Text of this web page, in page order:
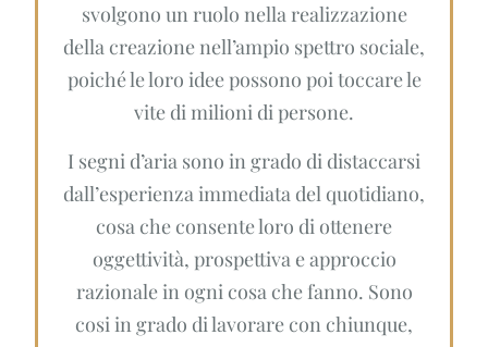
svolgono un ruolo nella realizzazione
della creazione nell’ampio spettro sociale,
poiché le loro idee possono poi toccare le
vite di milioni di persone.
I segni d’aria sono in grado di distaccarsi
dall’esperienza immediata del quotidiano,
cosa che consente loro di ottenere
oggettività, prospettiva e approccio
razionale in ogni cosa che fanno. Sono
cosi in grado di lavorare con chiunque,